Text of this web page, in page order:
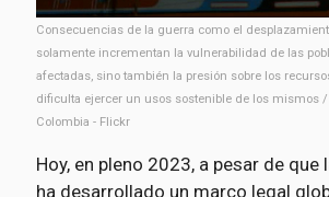
Consecuencias de la guerra como el
solamente incrementan la vulnerabilidad de las
afectadas, sino también la presión sobre los
dificulta ejercer un usos sostenible de los mismos
Colombia - Flickr
Hoy, en pleno 2023, a pesar de que
ha desarrollado un marco legal